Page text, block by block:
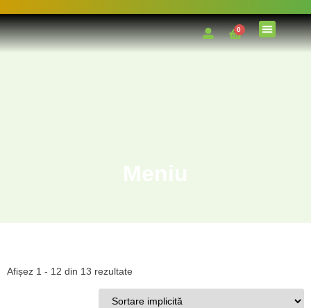
0
Meniu
Afișez 1 - 12 din 13 rezultate